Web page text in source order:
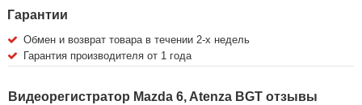
Гарантии
Обмен и возврат товара в течении 2-х недель
Гарантия производителя от 1 года
Видеорегистратор Mazda 6, Atenza BGT отзывы